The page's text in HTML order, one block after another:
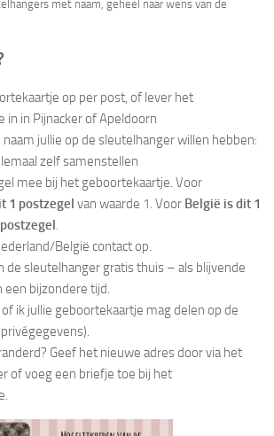
met naam, geheel naar wens van de
op per post, of lever het
in in Pijnacker of Apeldoorn
naam jullie op de sleutelhanger willen hebben:
zelf samenstellen
mee bij het geboortekaartje. Voor
1 postzegel van waarde 1. Voor België is dit 1
.
België contact op.
de sleutelhanger gratis thuis – als blijvende
een bijzondere tijd.
ik jullie geboortekaartje mag delen op de
Geef het nieuwe adres door via het
of voeg een briefje toe bij het